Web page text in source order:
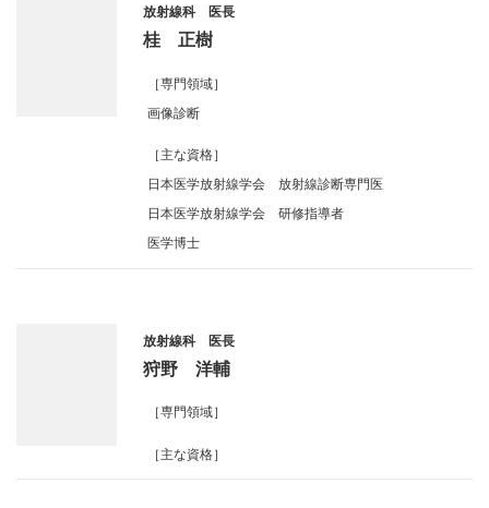
放射線科 医長
桂 正樹
［専門領域］
画像診断
［主な資格］
日本医学放射線学会 放射線診断専門医
日本医学放射線学会 研修指導者
医学博士
放射線科 医長
狩野 洋輔
［専門領域］
［主な資格］